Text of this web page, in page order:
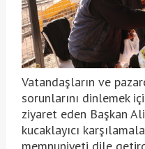
Vatandaşların ve
sorunlarını dinlemek
ziyaret eden Başkan
kucaklayıcı